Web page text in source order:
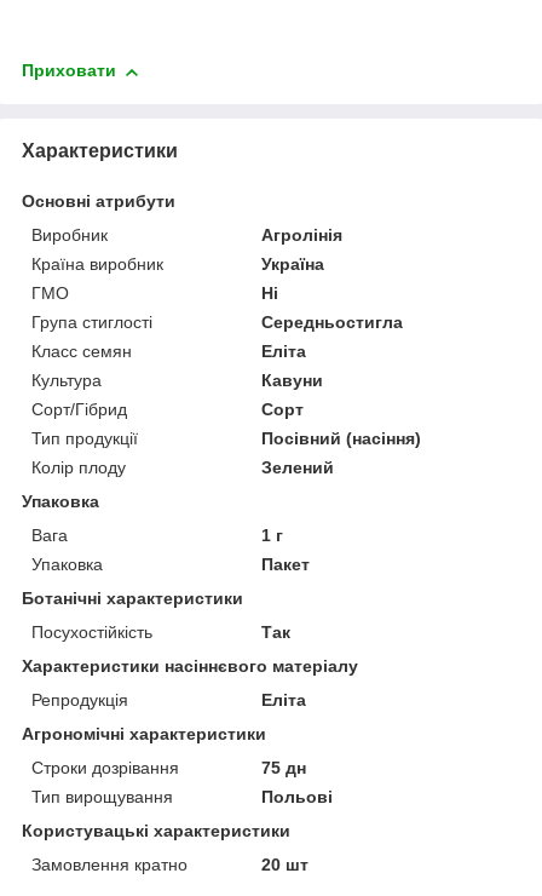
Приховати
Характеристики
Основні атрибути
Виробник
Агролінія
Країна виробник
Україна
ГМО
Ні
Група стиглості
Середньостигла
Класс семян
Еліта
Культура
Кавуни
Сорт/Гібрид
Сорт
Тип продукції
Посівний (насіння)
Колір плоду
Зелений
Упаковка
Вага
1 г
Упаковка
Пакет
Ботанічні характеристики
Посухостійкість
Так
Характеристики насіннєвого матеріалу
Репродукція
Еліта
Агрономічні характеристики
Строки дозрівання
75 дн
Тип вирощування
Польові
Користувацькі характеристики
Замовлення кратно
20 шт